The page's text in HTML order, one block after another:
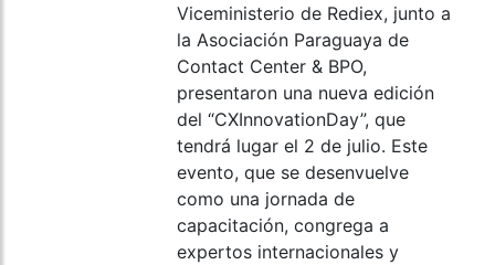
Viceministerio de Rediex, junto a
la Asociación Paraguaya de
Contact Center & BPO,
presentaron una nueva edición
del “CXInnovationDay”, que
tendrá lugar el 2 de julio. Este
evento, que se desenvuelve
como una jornada de
capacitación, congrega a
expertos internacionales y